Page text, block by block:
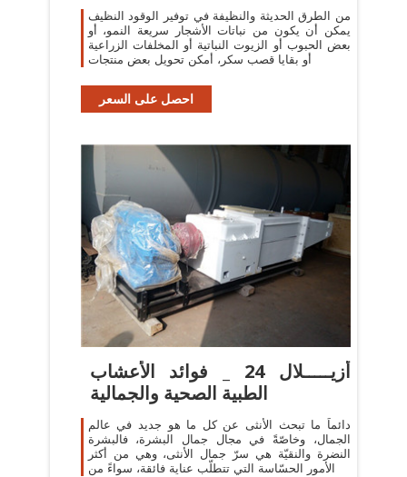
من الطرق الحديثة والنظيفة في توفير الوقود النظيف
يمكن أن يكون من نباتات الأشجار سريعة النمو، أو
بعض الحبوب أو الزيوت النباتية أو المخلفات الزراعية
أو بقايا قصب سكر، أمكن تحويل بعض منتجات
احصل على السعر
أزيـــــلال 24 _ فوائد الأعشاب
الطبية الصحية والجمالية
دائماً ما تبحث الأنثى عن كل ما هو جديد في عالم
الجمال، وخاصّةً في مجال جمال البشرة، فالبشرة
النضرة والنقيّة هي سرّ جمال الأنثى، وهي من أكثر
الأمور الحسّاسة التي تتطلّب عناية فائقة، سواءً من